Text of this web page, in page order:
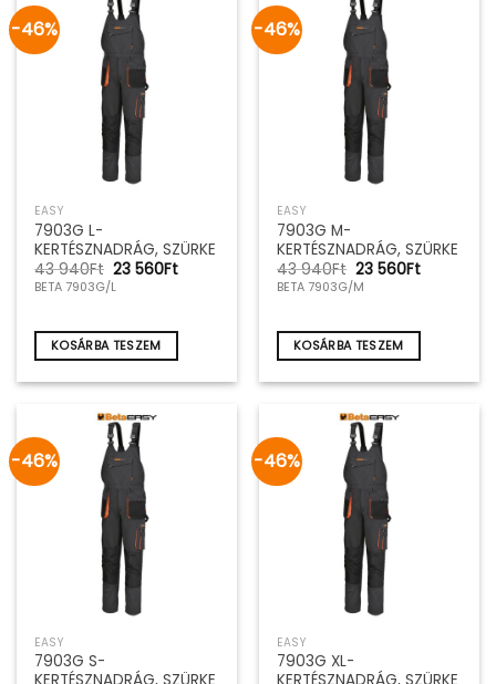
-46%
EASY
7903G L-
KERTÉSZNADRÁG, SZÜRKE
43 940Ft Original
price
was:
940Ft.
23 560FtCurrent
560Ft.
BETA 7903G/L
KOSÁRBA TESZEM
-46%
EASY
7903G M-
KERTÉSZNADRÁG, SZÜRKE
43 940Ft Original
price
was:
940Ft.
23 560FtCurrent
560Ft.
BETA 7903G/M
KOSÁRBA TESZEM
-46%
EASY
7903G S-
-46%
EASY
7903G XL-